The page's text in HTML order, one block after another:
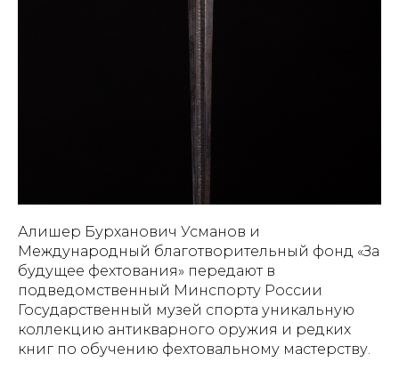
Алишер Бурханович Усманов и
Международный благотворительный фонд «За
будущее фехтования» передают в
подведомственный Минспорту России
Государственный музей спорта уникальную
коллекцию антикварного оружия и редких
книг по обучению фехтовальному мастерству.